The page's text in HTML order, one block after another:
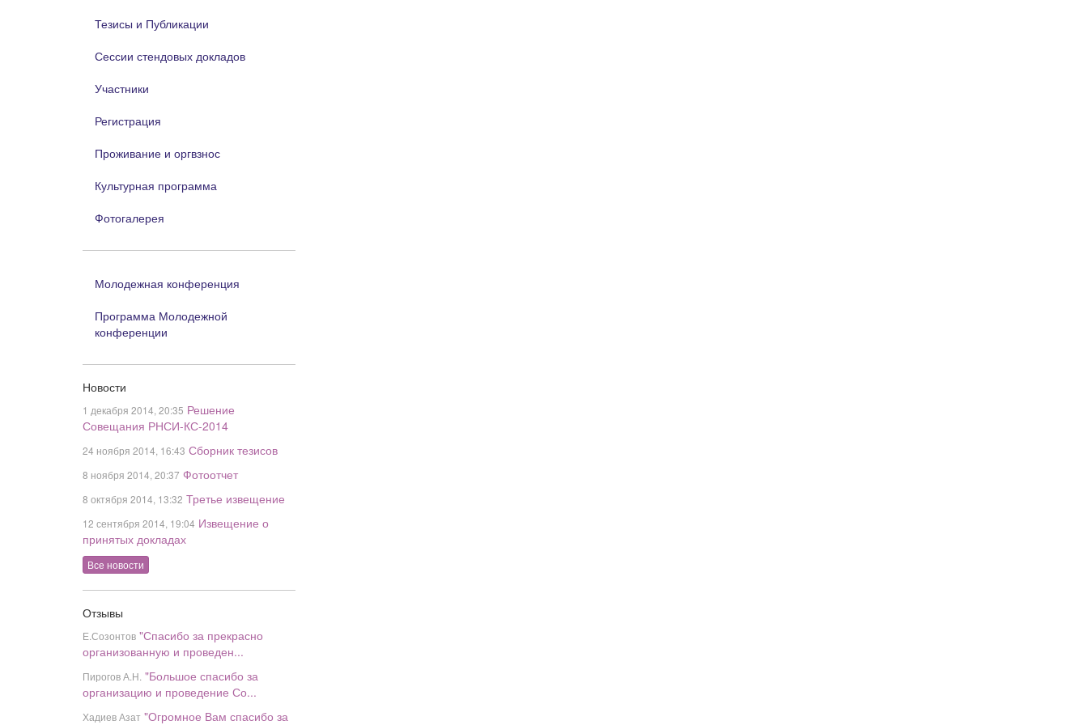
Тезисы и Публикации
Сессии стендовых докладов
Участники
Регистрация
Проживание и оргвзнос
Культурная программа
Фотогалерея
Молодежная конференция
Программа Молодежной
конференции
Новости
1 декабря 2014, 20:35 Решение
Совещания РНСИ-КС-2014
24 ноября 2014, 16:43 Сборник тезисов
8 ноября 2014, 20:37 Фотоотчет
8 октября 2014, 13:32 Третье извещение
12 сентября 2014, 19:04 Извещение о
принятых докладах
Все новости
Отзывы
Е.Созонтов "Спасибо за прекрасно
организованную и проведен...
Пирогов А.Н. "Большое спасибо за
организацию и проведение Со...
Хадиев Азат "Огромное Вам спасибо за